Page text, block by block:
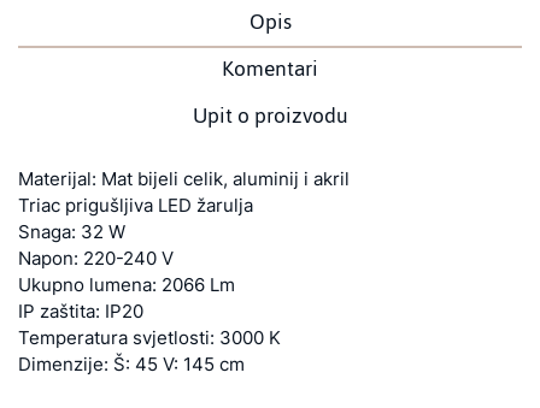
Opis
Komentari
Upit o proizvodu
Materijal: Mat bijeli celik, aluminij i akril
Triac prigušljiva LED žarulja
Snaga: 32 W
Napon: 220-240 V
Ukupno lumena: 2066 Lm
IP zaštita: IP20
Temperatura svjetlosti: 3000 K
Dimenzije: Š: 45 V: 145 cm